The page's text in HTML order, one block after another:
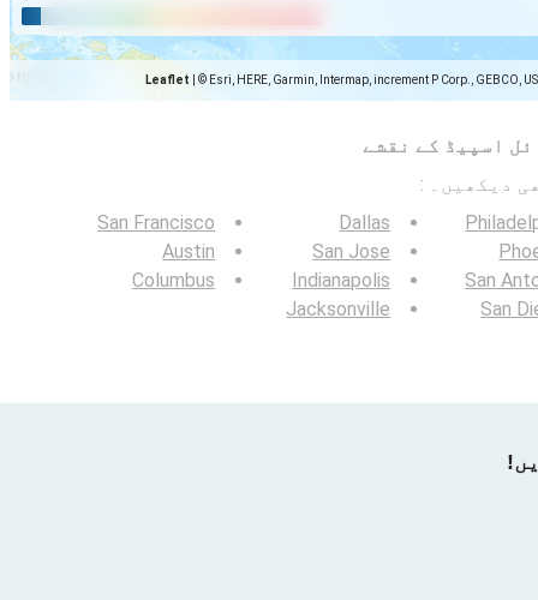
Leaflet © Esri, HERE, Garmin, Intermap, increment P Corp., GEBCO,
اسپیڈ کے نقشے
San
San
Dallas
San Jose
Indianapolis
Jacksonville
San Francisco
Austin
Columbus